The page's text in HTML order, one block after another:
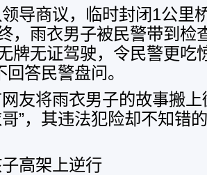
导商议，临时封闭1公里
，雨衣男子被民警带到检
牌无证驾驶，令民警更吃
回答民警盘问。
友将雨衣男子的故事搬
”，其违法犯险却不知错
高架上逆行